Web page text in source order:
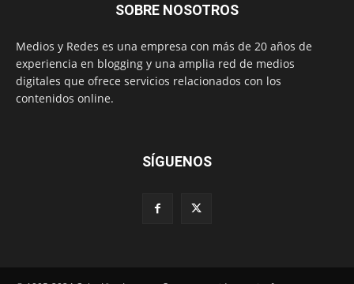
SOBRE NOSOTROS
Medios y Redes es una empresa con más de 20 años de
experiencia en blogging y una amplia red de medios
digitales que ofrece servicios relacionados con los
contenidos online.
SÍGUENOS